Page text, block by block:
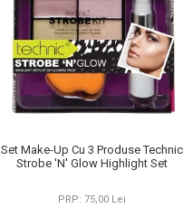
Set Make-Up Cu 3 Produse Technic
Strobe 'N' Glow Highlight Set
PRP: 75,00 Lei